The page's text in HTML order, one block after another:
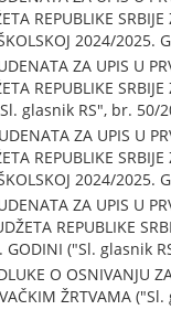
REPUBLIKE
ŠKOLSKOJ 2024/
ZA UPIS U
REPUBLIKE
glasnik RS", br. 50/
ZA UPIS U
REPUBLIKE
ŠKOLSKOJ 2024/
ZA UPIS U
REPUBLIKE
GODINI ("Sl. glasnik
O OSNIVANJU
ŽRTVAMA